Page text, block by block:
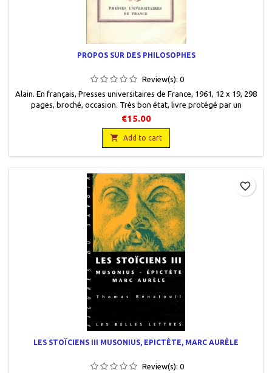
PROPOS SUR DES PHILOSOPHES
Review(s): 0
Alain. En français, Presses universitaires de France, 1961, 12 x 19, 298
pages, broché, occasion. Très bon état, livre protégé par un
plastique. En partie non coupé.
€15.00
 Add to cart
LES STOÏCIENS III MUSONIUS, EPICTÈTE, MARC AURÈLE
Review(s): 0
favorite_border